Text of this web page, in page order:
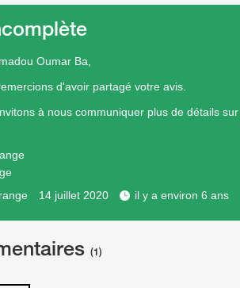
Oumar Ba,
d'avoir partagé votre avis.
à nous communiquer plus de détails sur
14 juillet 2020 il y a environ 6 ans
(1)